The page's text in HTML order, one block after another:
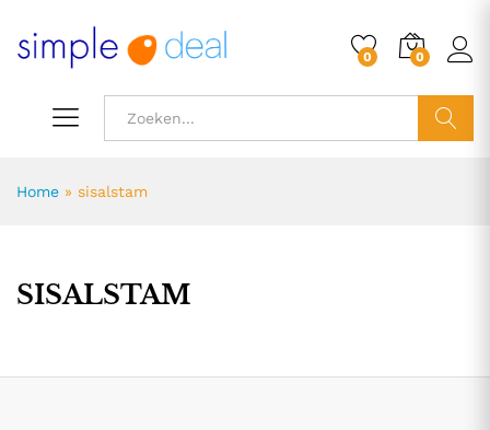
0 0
Home » sisalstam
SISALSTAM